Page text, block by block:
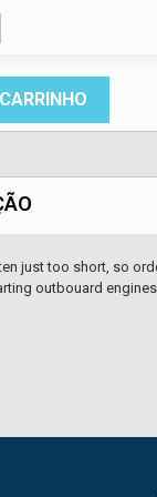
just too short, so
outbouard